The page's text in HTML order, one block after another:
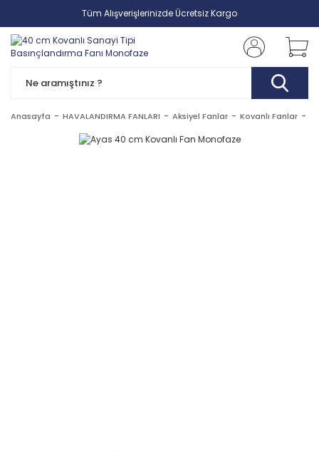
Tüm Alışverişlerinizde Ücretsiz Kargo
Anasayfa HAVALANDIRMA FANLARI Aksiyel Fanlar Kovanlı Fanlar